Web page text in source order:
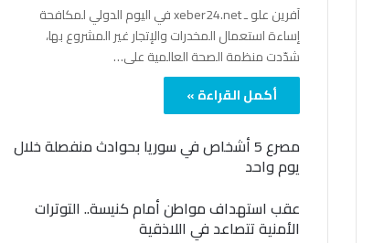
آفرين علو ـ xeber24.net في اليوم الدولي لمكافحة
إساءة استعمال المخدرات والإتجار غير المشروع بها،
شدّدت منظمة الصحة العالمية على…
أكمل القراءة »
مصرع 5 أشخاص في سوريا بحوادث منفصلة خلال
يوم واحد
عقب استهداف مواطن أمام كنيسة.. التوترات
الأمنية تتصاعد في اللاذقية